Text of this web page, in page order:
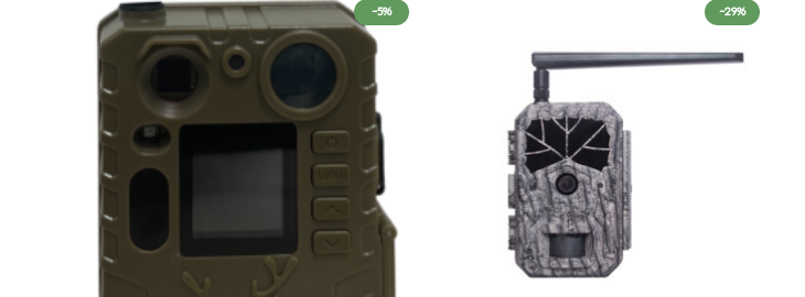
מצלמות שביל אוגרות
במידת הצורך אנו יכולים לייצר ולספק כבל להפעלת ציוד אחר על פי דרישת הלקוח.
זמן האספקה לישובים מרוחקים / ישובים באיו"ש יכולים להיות ארוכים יותר
מוזמנים לעקוב אחרינו בעמוד ה Facebook
-29%
-5%